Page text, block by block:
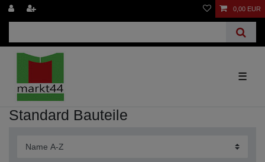
0,00 EUR
☰
Standard Bauteile